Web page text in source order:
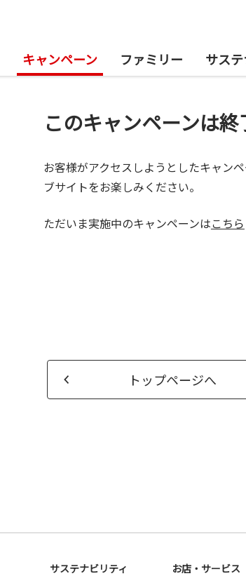
キャンペーン ファミリー サス
このキャンペーンは終
お客様がアクセスしようとしたキャン
ブサイトをお楽しみください。
ただいま実施中のキャンペーンはこちら
トップページへ
サステナビリティ お店・サービス